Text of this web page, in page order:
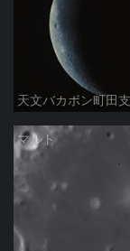
天文バカボン町田
マルト